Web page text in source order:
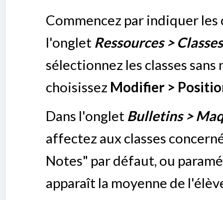
Commencez par indiquer les
l'onglet Ressources >
sélectionnez les classes
choisissez Modifier >
Dans l'onglet Bulletins >
affectez aux classes
Notes" par défaut, ou
apparaît la moyenne de